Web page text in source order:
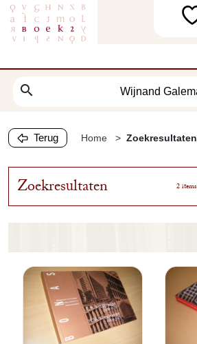
search
Terug Home Zoekresultaten
Zoekresultaten 2 items